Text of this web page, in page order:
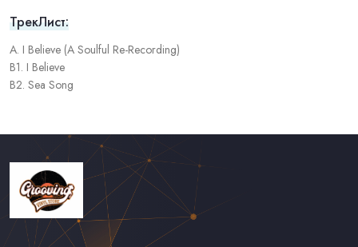
ТрекЛист:
A. I Believe (A Soulful Re-Recording)
B1. I Believe
B2. Sea Song